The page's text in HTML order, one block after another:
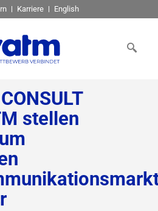
Karriere English
stellen